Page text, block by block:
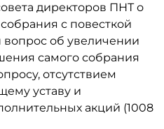
директоров ПНТ о
с повесткой
об увеличении
самого собрания
отсутствием
уставу и
акций (1008